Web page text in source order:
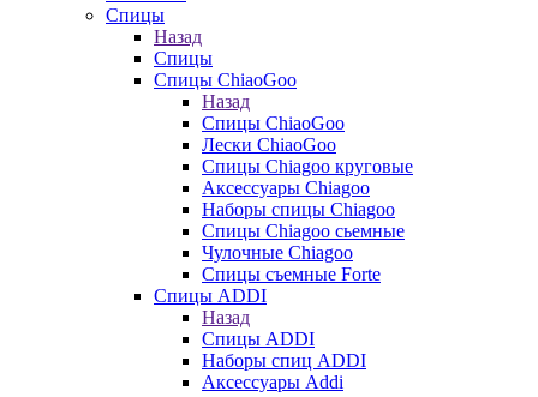
Спицы
Назад
Спицы
Спицы ChiaoGoo
Назад
Спицы ChiaoGoo
Лески ChiaoGoo
Cпицы Сhiagoo круговые
Аксессуары Chiagoo
Наборы спицы Chiagoo
Спицы Chiagoo сьемные
Чулочные Chiagoo
Спицы съемные Forte
Спицы ADDI
Назад
Спицы ADDI
Наборы спиц ADDI
Аксессуары Addi